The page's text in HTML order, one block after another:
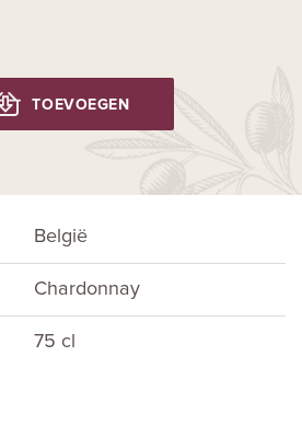
TOEVOEGEN
België
Chardonnay
75 cl